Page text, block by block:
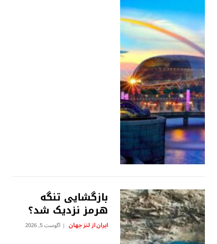
بازگشایی تنگه
هرمز نزدیک شد؟
ایران از لنز جهان آگوست 5, 2026